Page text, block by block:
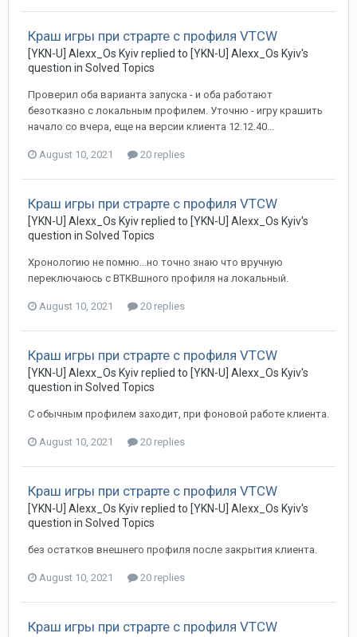
Краш игры при страрте с профиля VTCW
[YKN-U] Alexx_Os Kyiv replied to [YKN-U] Alexx_Os Kyiv's
question in Solved Topics
Проверил оба варианта запуска - и оба работают
безотказно с локальным профилем. Уточню - игру крашить
начало со вчера, еще на версии клиента 12.12.40...
August 10, 2021 20 replies
Краш игры при страрте с профиля VTCW
[YKN-U] Alexx_Os Kyiv replied to [YKN-U] Alexx_Os Kyiv's
question in Solved Topics
Хронологию не помню...но точно знаю что вручную
переключаюсь с ВТКВшного профиля на локальный.
August 10, 2021 20 replies
Краш игры при страрте с профиля VTCW
[YKN-U] Alexx_Os Kyiv replied to [YKN-U] Alexx_Os Kyiv's
question in Solved Topics
С обычным профилем заходит, при фоновой работе клиента.
August 10, 2021 20 replies
Краш игры при страрте с профиля VTCW
[YKN-U] Alexx_Os Kyiv replied to [YKN-U] Alexx_Os Kyiv's
question in Solved Topics
без остатков внешнего профиля после закрытия клиента.
August 10, 2021 20 replies
Краш игры при страрте с профиля VTCW